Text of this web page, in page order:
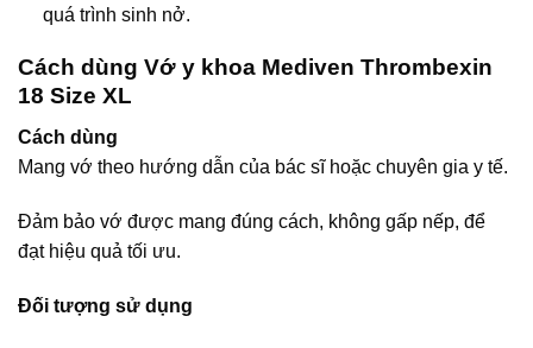
quá trình sinh nở.
Cách dùng Vớ y khoa Mediven Thrombexin
18 Size XL
Cách dùng
Mang vớ theo hướng dẫn của bác sĩ hoặc chuyên gia y tế.
Đảm bảo vớ được mang đúng cách, không gấp nếp, để
đạt hiệu quả tối ưu.
Đối tượng sử dụng